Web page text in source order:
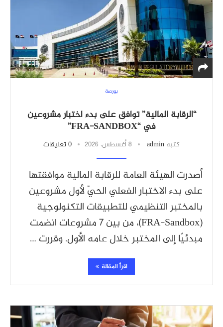
بورصة
“الرقابة المالية” توافق على بدء اختبار مشروعين
في “FRA-SANDBOX”
كتبه admin 8 أغسطس، 2026 0 تعليقات
أصدرت الهيئة العامة للرقابة المالية موافقتها
على بدء الاختبار الفعلي الحيّ لأول مشروعين
بالمختبر التنظيمي للتطبيقات التكنولوجية
(FRA-Sandbox)، من بين 7 مشروعات انضمت
مبدئيًا إلى المختبر خلال عامه الأول. وقررت …
اقرأ المقالة